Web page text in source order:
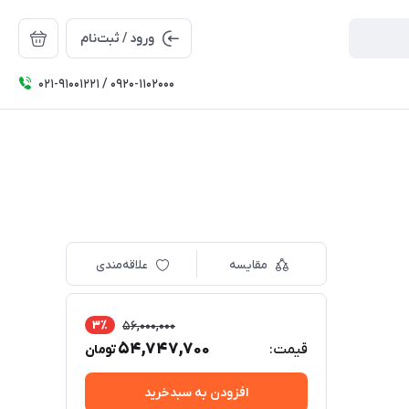
ورود / ثبت‌نام
۰۲۱-91001221 / 0920-1102000
مقایسه علاقه‌مندی
قیمت:
56,000,000 3٪
54,747,700تومان
افزودن به سبدخرید